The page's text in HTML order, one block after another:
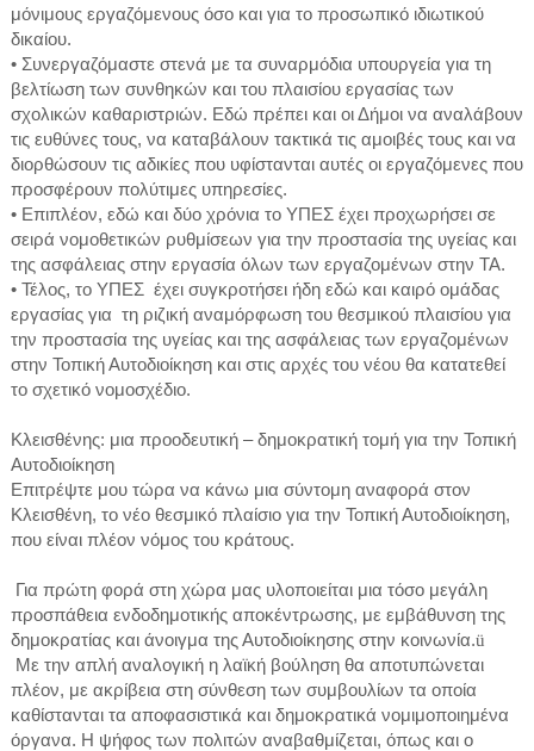
μόνιμους εργαζόμενους όσο και για το προσωπικό ιδιωτικού
δικαίου.
• Συνεργαζόμαστε στενά με τα συναρμόδια υπουργεία για τη
βελτίωση των συνθηκών και του πλαισίου εργασίας των
σχολικών καθαριστριών. Εδώ πρέπει και οι Δήμοι να αναλάβουν
τις ευθύνες τους, να καταβάλουν τακτικά τις αμοιβές τους και να
διορθώσουν τις αδικίες που υφίστανται αυτές οι εργαζόμενες που
προσφέρουν πολύτιμες υπηρεσίες.
• Επιπλέον, εδώ και δύο χρόνια το ΥΠΕΣ έχει προχωρήσει σε
σειρά νομοθετικών ρυθμίσεων για την προστασία της υγείας και
της ασφάλειας στην εργασία όλων των εργαζομένων στην ΤΑ.
• Τέλος, το ΥΠΕΣ έχει συγκροτήσει ήδη εδώ και καιρό ομάδας
εργασίας για τη ριζική αναμόρφωση του θεσμικού πλαισίου για
την προστασία της υγείας και της ασφάλειας των εργαζομένων
στην Τοπική Αυτοδιοίκηση και στις αρχές του νέου θα κατατεθεί
το σχετικό νομοσχέδιο.
Κλεισθένης: μια προοδευτική – δημοκρατική τομή για την Τοπική
Αυτοδιοίκηση
Επιτρέψτε μου τώρα να κάνω μια σύντομη αναφορά στον
Κλεισθένη, το νέο θεσμικό πλαίσιο για την Τοπική Αυτοδιοίκηση,
που είναι πλέον νόμος του κράτους.
Για πρώτη φορά στη χώρα μας υλοποιείται μια τόσο μεγάλη
προσπάθεια ενδοδημοτικής αποκέντρωσης, με εμβάθυνση της
δημοκρατίας και άνοιγμα της Αυτοδιοίκησης στην κοινωνία.ü
Με την απλή αναλογική η λαϊκή βούληση θα αποτυπώνεται
πλέον, με ακρίβεια στη σύνθεση των συμβουλίων τα οποία
καθίστανται τα αποφασιστικά και δημοκρατικά νομιμοποιημένα
όργανα. Η ψήφος των πολιτών αναβαθμίζεται, όπως και ο